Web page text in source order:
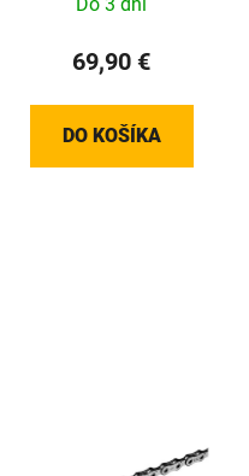
69,90 €
DO KOŠÍKA